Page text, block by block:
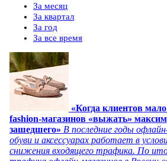
За месяц
За квартал
За год
За все время
«Когда клиентов
fashion-магазинов «выжать»
зашедшего» В последние годы
обуви и аксессуарах работает в
снижения входящего трафика. По